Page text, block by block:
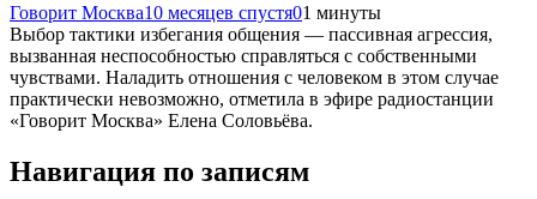
Говорит Москва10 месяцев спустя01 минуты
Выбор тактики избегания общения — пассивная агрессия,
вызванная неспособностью справляться с собственными
чувствами. Наладить отношения с человеком в этом случае
практически невозможно, отметила в эфире радиостанции
«Говорит Москва» Елена Соловьёва.
Навигация по записям